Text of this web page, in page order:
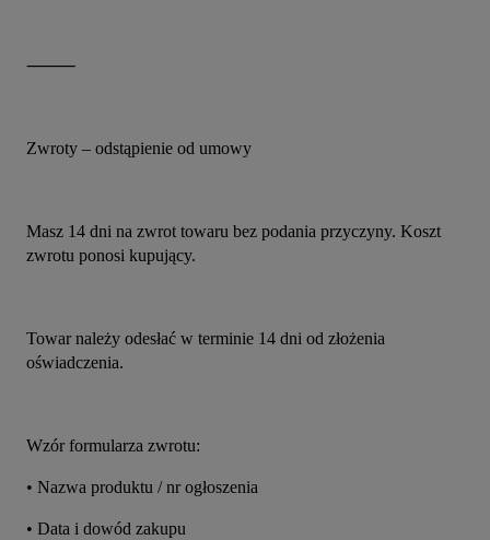
⸻
Zwroty – odstąpienie od umowy
Masz 14 dni na zwrot towaru bez podania przyczyny. Koszt
zwrotu ponosi kupujący.
Towar należy odesłać w terminie 14 dni od złożenia
oświadczenia.
Wzór formularza zwrotu:
• Nazwa produktu / nr ogłoszenia
• Data i dowód zakupu